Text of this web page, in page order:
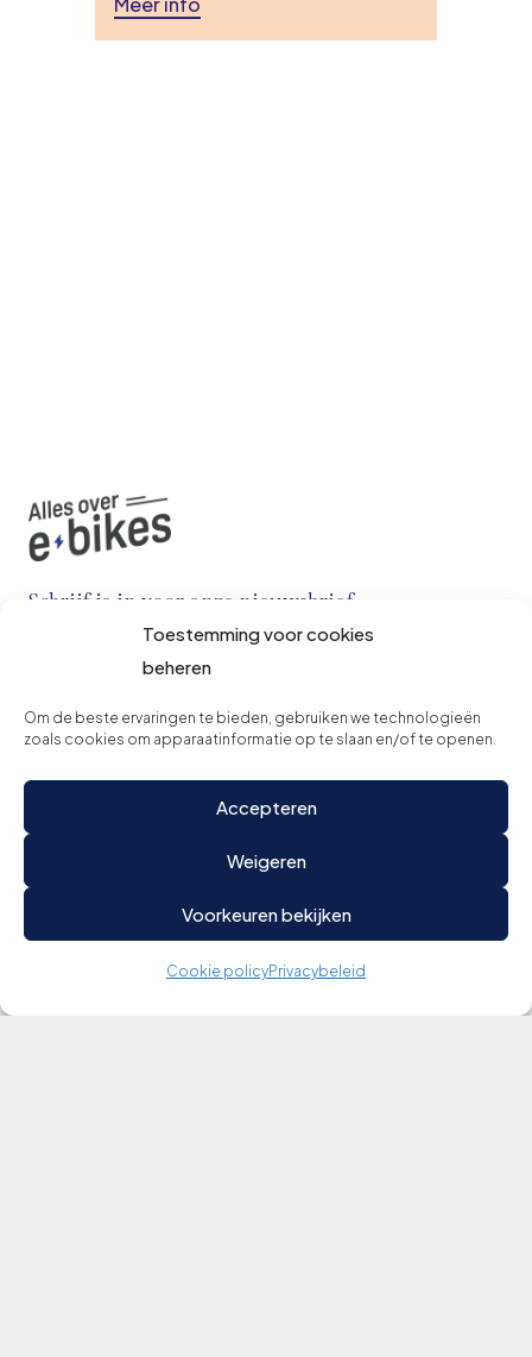
Toestemming voor cookies
beheren
Om de beste ervaringen te bieden, gebruiken we technologieën
zoals cookies om apparaatinformatie op te slaan en/of te openen.
Accepteren
Weigeren
Voorkeuren bekijken
Cookie policyPrivacybeleid
Schrijf je in voor onze nieuwsbrief